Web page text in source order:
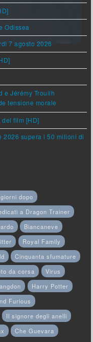
Odissea
7 agosto 2026
e Jérémy Trouilh
tensione morale
film [HD]
2026 supera i 50 milioni di
dopo
a Dragon Trainer
Biancaneve
Royal Family
Cinquanta sfumature
da corsa
Virus
Harry Potter
Furious
Il signore degli anelli
Che Guevara